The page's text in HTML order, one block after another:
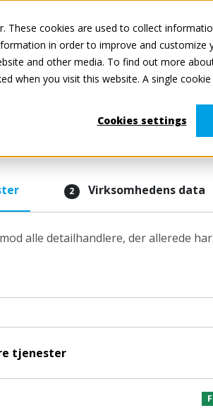
These cookies are used to collect
in order to improve and customize
and other media. To find out more
when you visit this website. A single
Cookies settings
2 Virksomhedens data
alle detailhandlere, der allerede
tjenester